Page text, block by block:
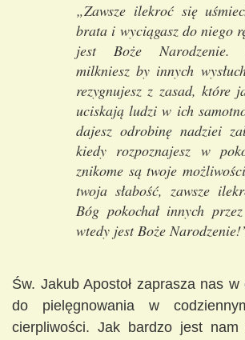
„Zawsze ilekroć się
brata i wyciągasz do niego
jest Boże Narodzenie.
milkniesz by innych
rezygnujesz z zasad, które
uciskają ludzi w ich
dajesz odrobinę nadziei
kiedy rozpoznajesz w
znikome są twoje
twoja słabość, zawsze
Bóg pokochał innych
wtedy jest Boże
Św. Jakub Apostoł zaprasza nas
do pielęgnowania w
cierpliwości. Jak bardzo jest nam